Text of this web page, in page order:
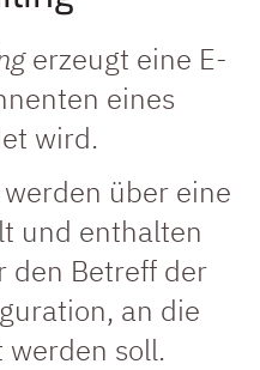
erzeugt eine E-
eines
wird.
über eine
und enthalten
den Betreff der
an die
werden soll.